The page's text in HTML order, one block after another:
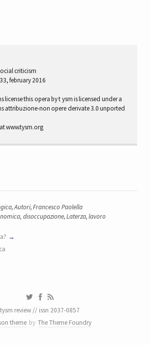
criticism
february 2016
license this opera by t ysm is licensed under a
attribuzione-non opere derivate 3.0 unported
www.tysm.org
,Autori,Francesco Paolella
, disoccupazione,Laterza,lavoro
tysm review // issn 2037-0857
theme by The Theme Foundry